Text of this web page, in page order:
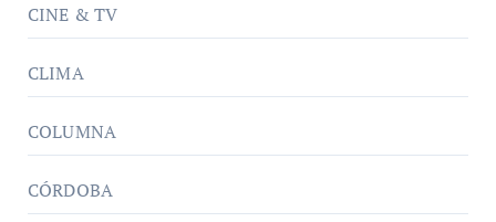
CINE & TV
CLIMA
COLUMNA
CÓRDOBA